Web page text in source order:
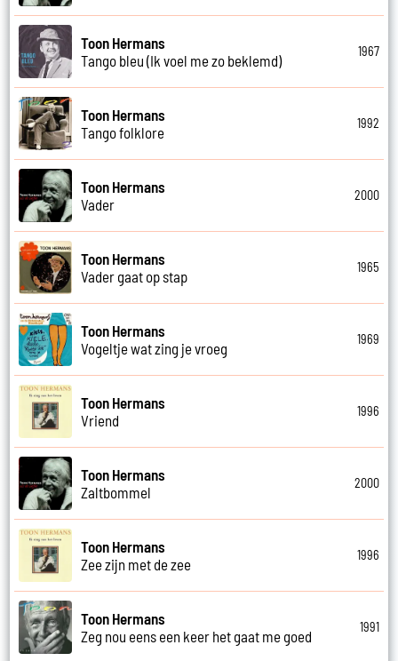
Toon Hermans
Tango bleu (Ik voel me zo beklemd)
1967
Toon Hermans
Tango folklore
1992
Toon Hermans
Vader
2000
Toon Hermans
Vader gaat op stap
1965
Toon Hermans
Vogeltje wat zing je vroeg
1969
Toon Hermans
Vriend
1996
Toon Hermans
Zaltbommel
2000
Toon Hermans
Zee zijn met de zee
1996
Toon Hermans
Zeg nou eens een keer het gaat me goed
1991